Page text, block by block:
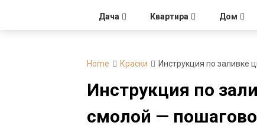
Дача Квартира Дом
Home Краски Инструкция по заливке
Инструкция по
смолой —